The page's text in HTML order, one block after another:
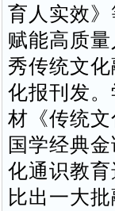
育人实效
赋能高质
秀传统文
化报刊发
材《传统
国学经典
化通识教
比出一大